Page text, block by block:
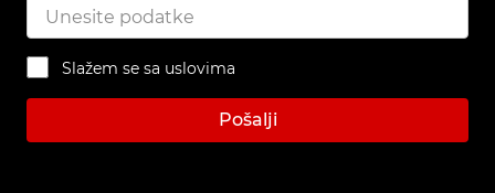
Slažem se sa uslovima
Pošalji